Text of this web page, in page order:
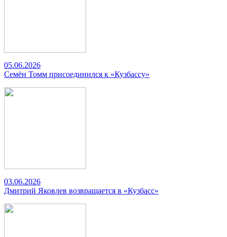
05.06.2026
Семён Томм присоединился к «Кузбассу»
03.06.2026
Дмитрий Яковлев возвращается в «Кузбасс»